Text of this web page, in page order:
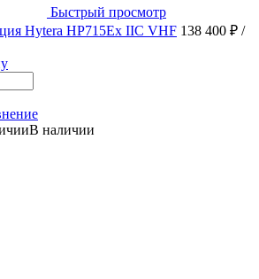
Быстрый просмотр
Hytera HP715Ex IIC VHF 138 400 ₽ /
В наличии